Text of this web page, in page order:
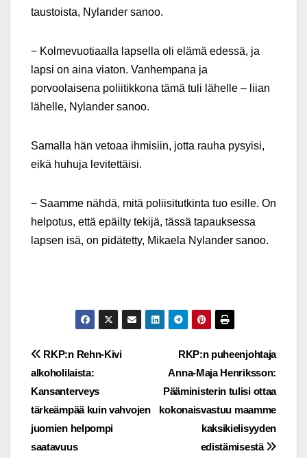
taustoista, Nylander sanoo.
− Kolmevuotiaalla lapsella oli elämä edessä, ja
lapsi on aina viaton. Vanhempana ja
porvoolaisena poliitikkona tämä tuli lähelle – liian
lähelle, Nylander sanoo.
Samalla hän vetoaa ihmisiin, jotta rauha pysyisi,
eikä huhuja levitettäisi.
− Saamme nähdä, mitä poliisitutkinta tuo esille. On
helpotus, että epäilty tekijä, tässä tapauksessa
lapsen isä, on pidätetty, Mikaela Nylander sanoo.
Post
navigation
RKP:n puheenjohtaja
Anna-Maja Henriksson:
Pääministerin tulisi ottaa
kokonaisvastuu maamme
kaksikielisyyden
edistämisestä
RKP:n Rehn-Kivi
alkoholilaista:
Kansanterveys
tärkeämpää kuin vahvojen
juomien helpompi
saatavuus